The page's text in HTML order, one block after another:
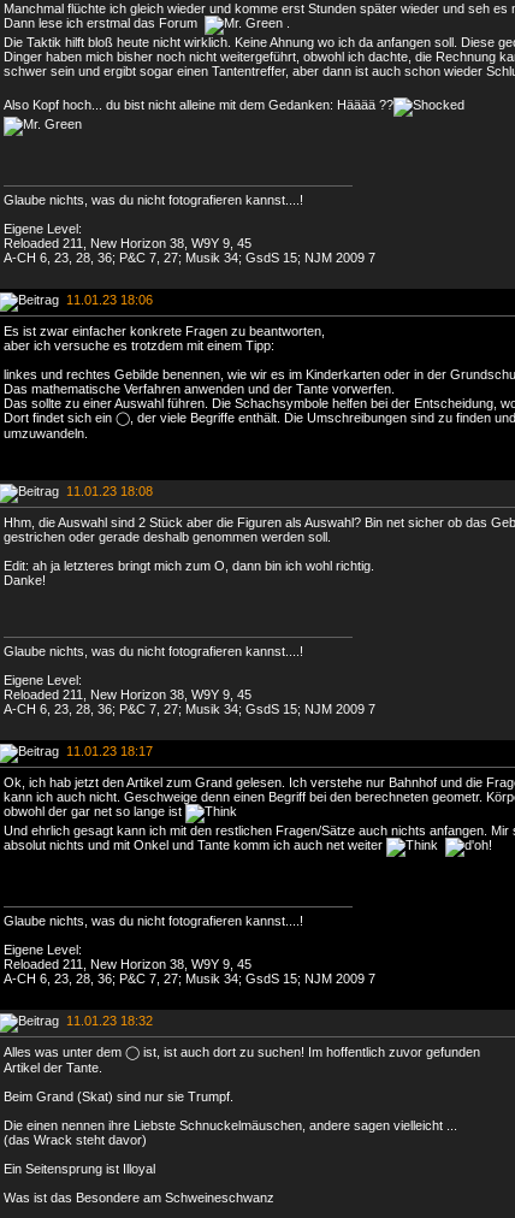
Manchmal flüchte ich gleich wieder und komme erst Stunden später wieder und seh es
Dann lese ich erstmal das Forum
Die Taktik hilft bloß heute nicht wirklich. Keine Ahnung wo ich da anfangen soll. Diese
Dinger haben mich bisher noch nicht weitergeführt, obwohl ich dachte, die Rechnung
schwer sein und ergibt sogar einen Tantentreffer, aber dann ist auch schon wieder
Also Kopf hoch... du bist nicht alleine mit dem Gedanken: Hääää ??
Glaube nichts, was du nicht fotografieren kannst....!
Eigene Level:
Reloaded 211, New Horizon 38, W9Y 9, 45
A-CH 6, 23, 28, 36; P&C 7, 27; Musik 34; GsdS 15; NJM 2009 7
11.01.23 18:06
Es ist zwar einfacher konkrete Fragen zu beantworten,
aber ich versuche es trotzdem mit einem Tipp:
linkes und rechtes Gebilde benennen, wie wir es im Kinderkarten oder in der
Das mathematische Verfahren anwenden und der Tante vorwerfen.
Das sollte zu einer Auswahl führen. Die Schachsymbole helfen bei der Entscheidung,
Dort findet sich ein ◯, der viele Begriffe enthält. Die Umschreibungen sind zu finden
umzuwandeln.
11.01.23 18:08
Hhm, die Auswahl sind 2 Stück aber die Figuren als Auswahl? Bin net sicher ob das
gestrichen oder gerade deshalb genommen werden soll.
Edit: ah ja letzteres bringt mich zum O, dann bin ich wohl richtig.
Danke!
Glaube nichts, was du nicht fotografieren kannst....!
Eigene Level:
Reloaded 211, New Horizon 38, W9Y 9, 45
A-CH 6, 23, 28, 36; P&C 7, 27; Musik 34; GsdS 15; NJM 2009 7
11.01.23 18:17
Ok, ich hab jetzt den Artikel zum Grand gelesen. Ich verstehe nur Bahnhof und die
kann ich auch nicht. Geschweige denn einen Begriff bei den berechneten geometr.
obwohl der gar net so lange ist
Und ehrlich gesagt kann ich mit den restlichen Fragen/Sätze auch nichts anfangen. Mir
absolut nichts und mit Onkel und Tante komm ich auch net weiter
Glaube nichts, was du nicht fotografieren kannst....!
Eigene Level:
Reloaded 211, New Horizon 38, W9Y 9, 45
A-CH 6, 23, 28, 36; P&C 7, 27; Musik 34; GsdS 15; NJM 2009 7
11.01.23 18:32
Alles was unter dem ◯ ist, ist auch dort zu suchen! Im hoffentlich zuvor gefunden
Artikel der Tante.
Beim Grand (Skat) sind nur sie Trumpf.
Die einen nennen ihre Liebste Schnuckelmäuschen, andere sagen vielleicht ...
(das Wrack steht davor)
Ein Seitensprung ist Illoyal
Was ist das Besondere am Schweineschwanz